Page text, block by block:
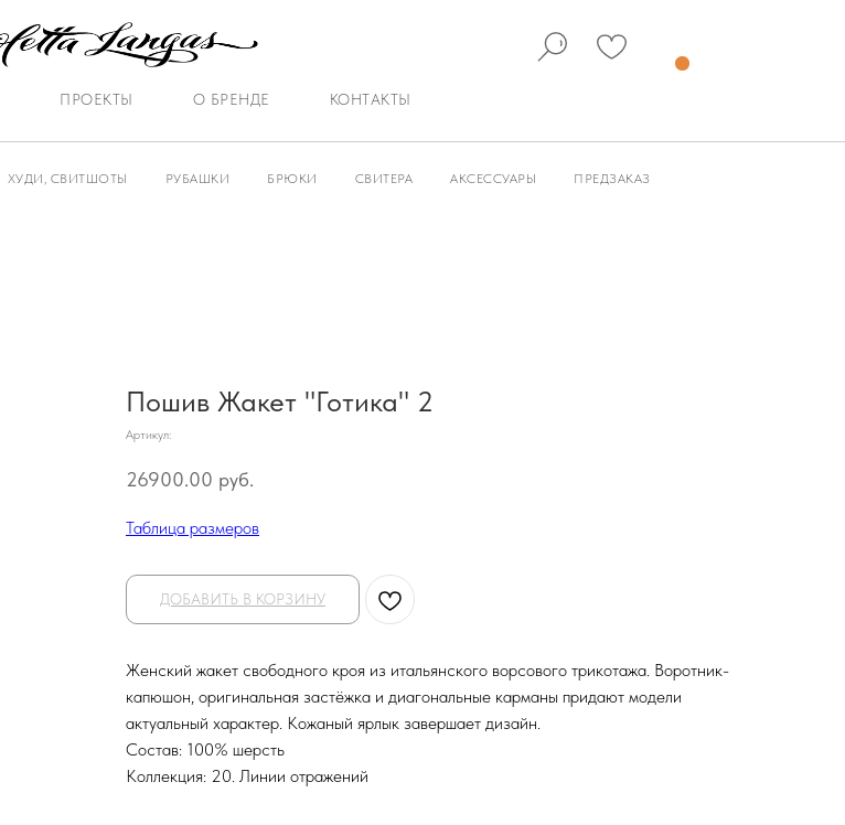
ПРОЕКТЫ О БРЕНДЕ КОНТАКТЫ
ХУДИ, СВИТШОТЫ РУБАШКИ БРЮКИ СВИТЕРА АКСЕССУАРЫ ПРЕДЗАКАЗ
Пошив Жакет "Готика" 2
Артикул:
26900.00 руб.
Таблица размеров
ДОБАВИТЬ В КОРЗИНУ
Женский жакет свободного кроя из итальянского ворсового трикотажа. Воротник-
капюшон, оригинальная застёжка и диагональные карманы придают модели
актуальный характер. Кожаный ярлык завершает дизайн.
Состав: 100% шерсть
Коллекция: 20. Линии отражений